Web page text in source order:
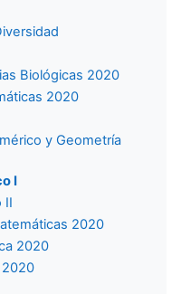
Biológicas 2020
2020
y Geometría
I
II
2020
2020